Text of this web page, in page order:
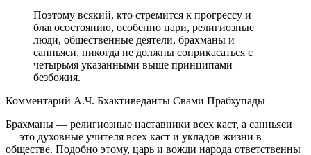
Поэтому всякий, кто стремится к прогрессу и
благосостоянию, особенно цари, религиозные
люди, общественные деятели, брахманы и
санньяси, никогда не должны соприкасаться с
четырьмя указанными выше принципами
безбожия.
Комментарий А.Ч. Бхактиведанты Свами Прабхупады
Брахманы — религиозные наставники всех каст, а санньяси
— это духовные учителя всех каст и укладов жизни в
обществе. Подобно этому, царь и вожди народа ответственны